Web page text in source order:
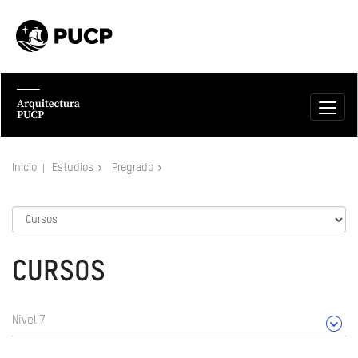
Inicio Estudios Pregrado
CURSOS
Nivel 7